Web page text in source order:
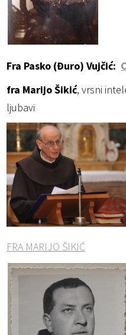
Fra Pasko (Đuro) Vujčić:
fra Marijo Šikić, vrsni
ljubavi
FRA MARIJO ŠIKIĆ